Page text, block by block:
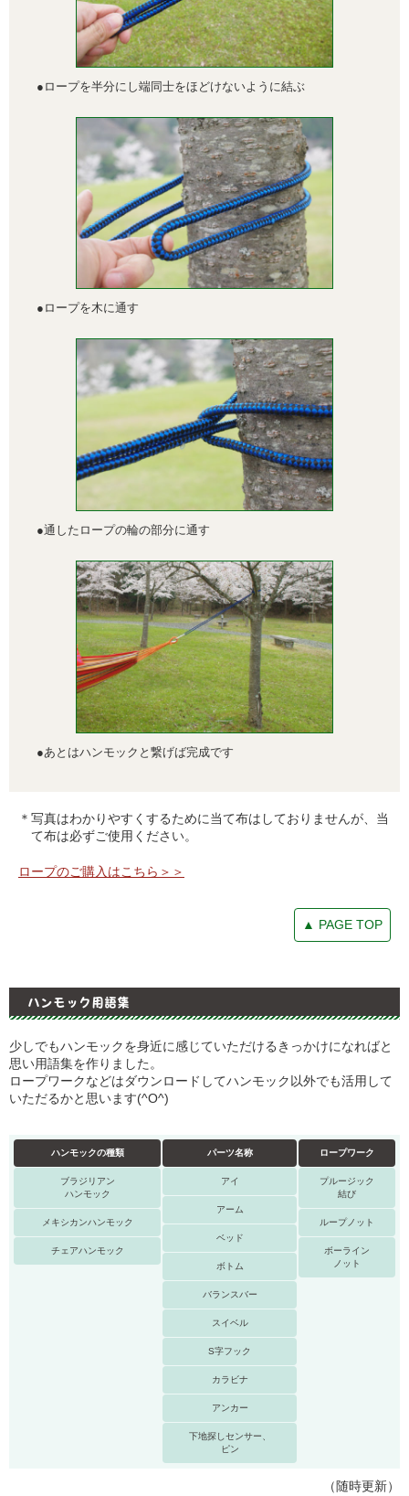
●ロープを半分にし端同士をほどけないように結ぶ
●ロープを木に通す
●通したロープの輪の部分に通す
●あとはハンモックと繋げば完成です
＊写真はわかりやすくするために当て布はしておりませんが、当
て布は必ずご使用ください。
ロープのご購入はこちら＞＞
▲ PAGE TOP
ハンモック用語集
少しでもハンモックを身近に感じていただけるきっかけになればと
思い用語集を作りました。
ロープワークなどはダウンロードしてハンモック以外でも活用して
いただるかと思います(^O^)
ハンモックの種類
ブラジリアン
ハンモック
メキシカンハンモック
チェアハンモック
パーツ名称
アイ
アーム
ベッド
ボトム
バランスバー
スイベル
S字フック
カラビナ
アンカー
下地探しセンサー、
ピン
ロープワーク
プルージック
結び
ループノット
ボーライン
ノット
（随時更新）